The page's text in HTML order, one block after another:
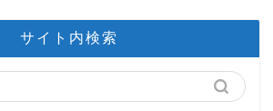
サイト内検索